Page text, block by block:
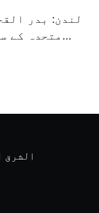
لندن: بدر
متحدہ کے
ثالثی اور
الشرق